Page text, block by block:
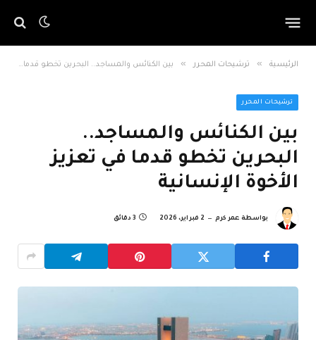
الرئيسية » ترشيحات المحرر » بين الكنائس والمساجد.. البحرين تخطو قدما في تعزيز الأخوة الإنسانية
ترشيحات المحرر
بين الكنائس والمساجد..
البحرين تخطو قدما في تعزيز
الأخوة الإنسانية
بواسطة عمر كرم 2 فبراير، 2026 3 دقائق